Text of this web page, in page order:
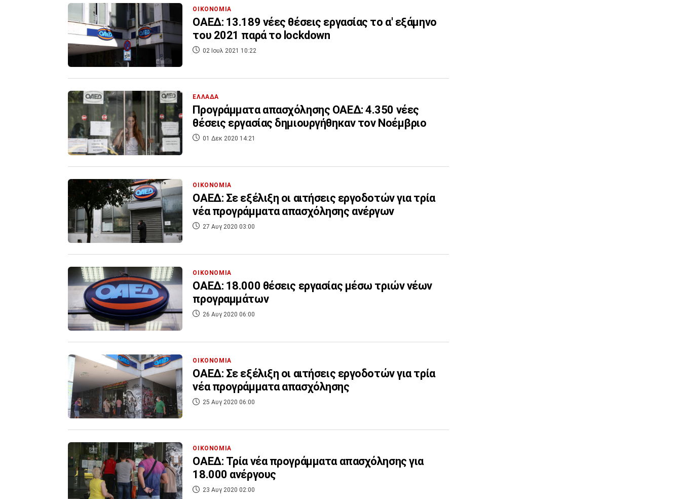
ΟΙΚΟΝΟΜΙΑ
ΟΑΕΔ: 13.189 νέες θέσεις εργασίας το α' εξάμηνο
του 2021 παρά το lockdown
02 Ιουλ 2021 10:22
ΕΛΛΑΔΑ
Προγράμματα απασχόλησης ΟΑΕΔ: 4.350 νέες
θέσεις εργασίας δημιουργήθηκαν τον Νοέμβριο
01 Δεκ 2020 14:21
ΟΙΚΟΝΟΜΙΑ
ΟΑΕΔ: Σε εξέλιξη οι αιτήσεις εργοδοτών για τρία
νέα προγράμματα απασχόλησης ανέργων
27 Αυγ 2020 03:00
ΟΙΚΟΝΟΜΙΑ
ΟΑΕΔ: 18.000 θέσεις εργασίας μέσω τριών νέων
προγραμμάτων
26 Αυγ 2020 06:00
ΟΙΚΟΝΟΜΙΑ
ΟΑΕΔ: Σε εξέλιξη οι αιτήσεις εργοδοτών για τρία
νέα προγράμματα απασχόλησης
25 Αυγ 2020 06:00
ΟΙΚΟΝΟΜΙΑ
ΟΑΕΔ: Τρία νέα προγράμματα απασχόλησης για
18.000 ανέργους
23 Αυγ 2020 02:00